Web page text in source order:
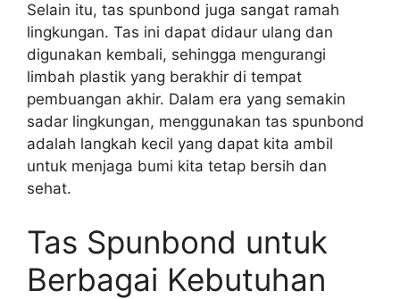
Selain itu, tas spunbond juga sangat ramah
lingkungan. Tas ini dapat didaur ulang dan
digunakan kembali, sehingga mengurangi
limbah plastik yang berakhir di tempat
pembuangan akhir. Dalam era yang semakin
sadar lingkungan, menggunakan tas spunbond
adalah langkah kecil yang dapat kita ambil
untuk menjaga bumi kita tetap bersih dan
sehat.
Tas Spunbond untuk
Berbagai Kebutuhan